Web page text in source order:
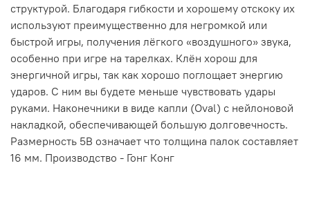
структурой. Благодаря гибкости и хорошему отскоку их
используют преимущественно для негромкой или
быстрой игры, получения лёгкого «воздушного» звука,
особенно при игре на тарелках. Клён хорош для
энергичной игры, так как хорошо поглощает энергию
ударов. С ним вы будете меньше чувствовать удары
руками. Наконечники в виде капли (Oval) с нейлоновой
накладкой, обеспечивающей большую долговечность.
Размерность 5В означает что толщина палок составляет
16 мм. Производство - Гонг Конг